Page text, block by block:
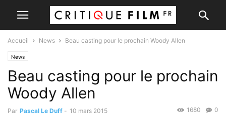
Accueil News Beau casting pour le prochain Woody Allen
News
Beau casting pour le prochain
Woody Allen
Par Pascal Le Duff - 10 mars 2015 0
1680